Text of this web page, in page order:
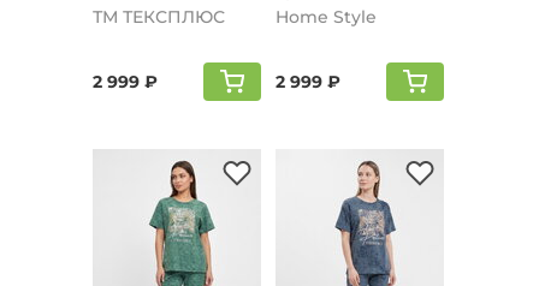
ТМ ТЕКСПЛЮС
2 999 ₽
Home Style
2 999 ₽